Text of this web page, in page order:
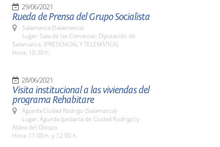
29/06/2021
Rueda de Prensa del Grupo Socialista
Salamanca (Salamanca)
Lugar: Sala de las Comarcas. Diputación de
Salamanca. (PRESENCIAL Y TELEMÁTICA)
Hora: 10:30 h.
28/06/2021
Visita institucional a las viviendas del
programa Rehabitare
Águeda Ciudad Rodrigo (Salamanca)
Lugar: Águeda (pedanía de Ciudad Rodrigo) y
Aldea del Obispo
Hora: 11:00 h. y 12:00 h.